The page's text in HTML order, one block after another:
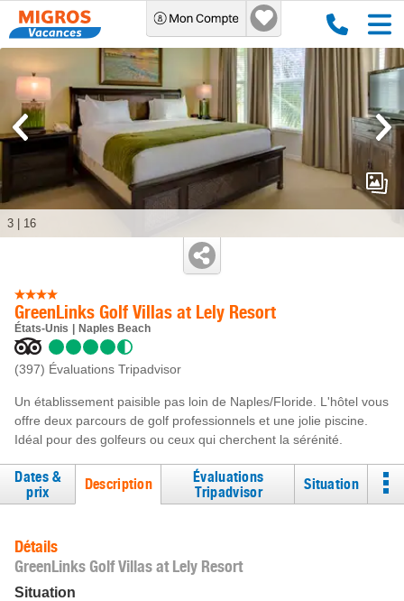
GreenLinks Golf Villas at Lely Resort
États-Unis Naples Beach
(397) Évaluations Tripadvisor
Un établissement paisible pas loin de Naples/Floride. L'hôtel vous
offre deux parcours de golf professionnels et une jolie piscine.
Idéal pour des golfeurs ou ceux qui cherchent la sérénité.
3 16
Dates &
prix
Description
Évaluations
Tripadvisor
Situation
Détails
GreenLinks Golf Villas at Lely Resort
Situation